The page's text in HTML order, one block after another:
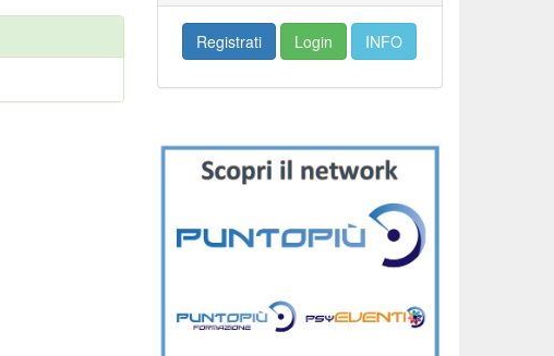
279
Registrati Login INFO